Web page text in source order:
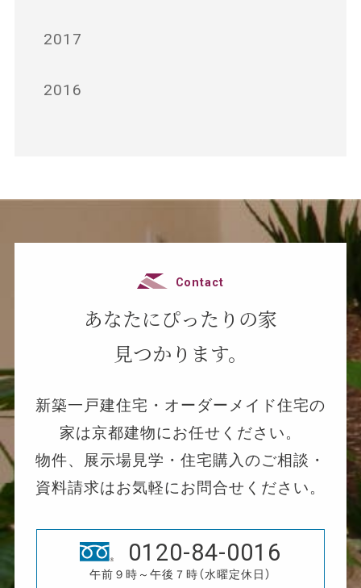
2017
2016
Contact
あなたにぴったりの家
見つかります。
新築一戸建住宅・オーダーメイド住宅の
家は京都建物にお任せください。
物件、展示場見学・住宅購入のご相談・
資料請求はお気軽にお問合せください。
0120-84-0016
午前９時～午後７時（水曜定休日）